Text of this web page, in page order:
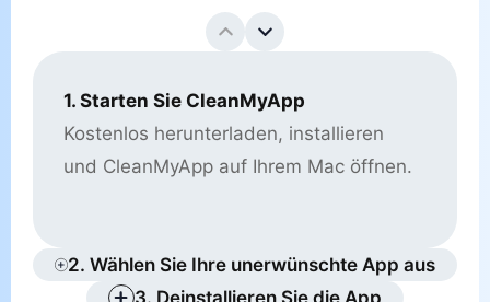
1. Starten Sie CleanMyApp
Kostenlos herunterladen, installieren
und CleanMyApp auf Ihrem Mac öffnen.
2. Wählen Sie Ihre unerwünschte App aus